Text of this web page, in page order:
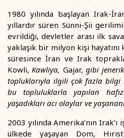
1980 yılında başlayan Irak-
yıllardır süren Sünni-Şii
evrildiği, devletler arası ilk
yaklaşık bir milyon kişi
süresince İran ve Irak
Kowli, Kawliya, Gajar, gibi
topluklarıyla ilgili çok fazla bilgi
bu topluluklarla yapılan
yaşadıkları acı olaylar ve
2003 yılında Amerika’nın
ülkede yaşayan Dom,